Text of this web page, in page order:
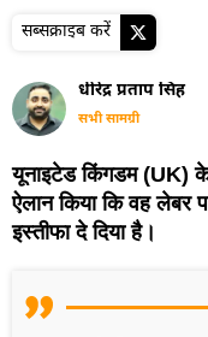
सब्सक्राइब करें
धीरेंद्र प्रताप सिंह
सभी सामग्री
यूनाइटेड किंगडम (UK) के
ऐलान किया कि वह लेबर
इस्तीफा दे दिया है।